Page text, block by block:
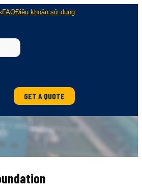
FAQĐiều khoản sử dụng
GET A QUOTE